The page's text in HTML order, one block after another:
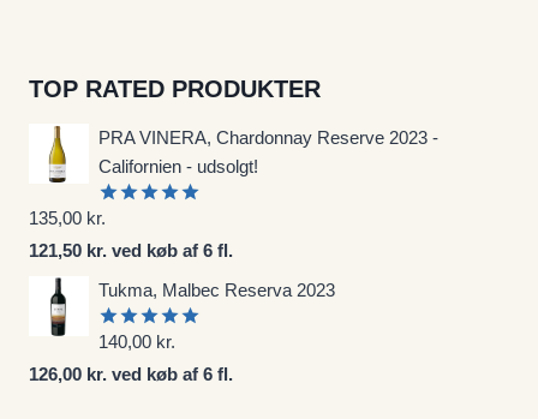
TOP RATED PRODUKTER
PRA VINERA, Chardonnay Reserve 2023 -
Californien - udsolgt!
Vurderet
5.00ud af
5
135,00 kr.
121,50 kr. ved køb af 6 fl.
Tukma, Malbec Reserva 2023
Vurderet
5.00ud af
5
140,00 kr.
126,00 kr. ved køb af 6 fl.